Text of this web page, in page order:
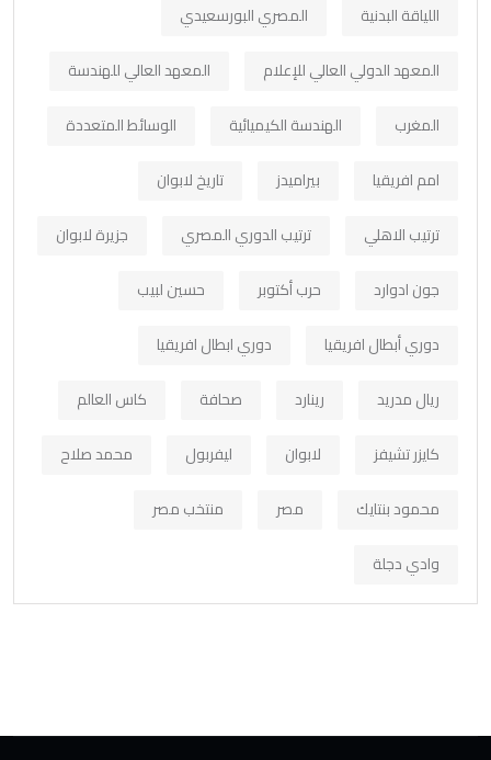
اللياقة البدنية
المصري البورسعيدي
المعهد الدولي العالي للإعلام
المعهد العالي للهندسة
المغرب
الهندسة الكيميائية
الوسائط المتعددة
امم افريقيا
بيراميدز
تاريخ لابوان
ترتيب الاهلي
ترتيب الدوري المصري
جزيرة لابوان
جون ادوارد
حرب أكتوبر
حسين لبيب
دوري أبطال افريقيا
دوري ابطال افريقيا
ريال مدريد
رينارد صحافة
كاس العالم
كايزر تشيفز
لابوان ليفربول
محمد صلاح
محمود بنتايك
مصر
منتخب مصر
وادي دجلة